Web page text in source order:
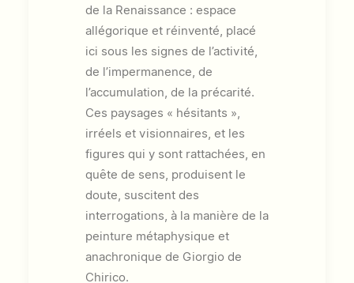
de la Renaissance : espace
allégorique et réinventé, placé
ici sous les signes de l’activité,
de l’impermanence, de
l’accumulation, de la précarité.
Ces paysages « hésitants »,
irréels et visionnaires, et les
figures qui y sont rattachées, en
quête de sens, produisent le
doute, suscitent des
interrogations, à la manière de la
peinture métaphysique et
anachronique de Giorgio de
Chirico.